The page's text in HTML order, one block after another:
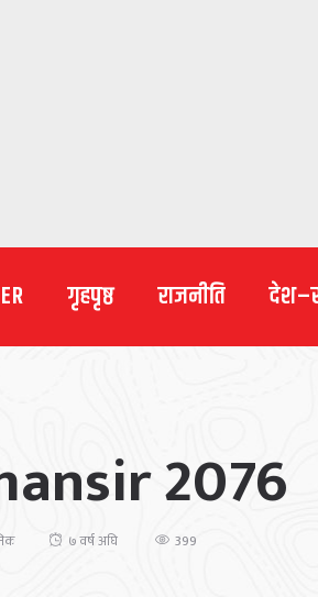
गृहपृष्ठ राजनीति
2076
७ वर्ष अघि 399